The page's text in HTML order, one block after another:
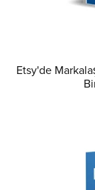
Etsy'de